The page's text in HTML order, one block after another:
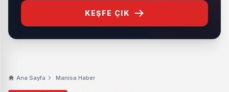
KEŞFE ÇIK
Ana Sayfa Manisa Haber